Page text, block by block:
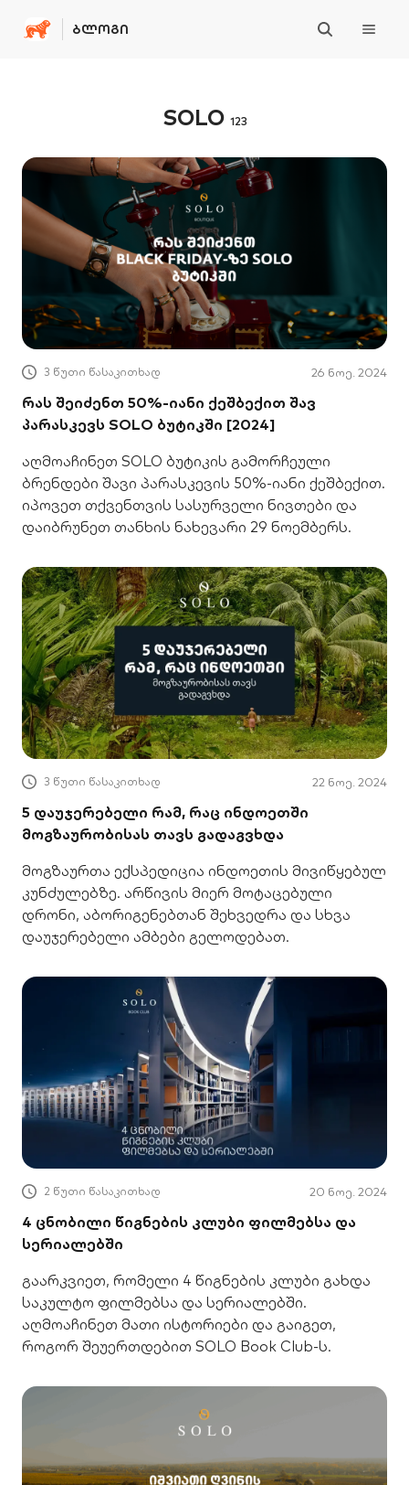
ᲑᲚᲝᲒᲘ
SOLO 123
3 წუთი წასაკითხად 26 ნოე. 2024
რას შეიძენთ 50%-იანი ქეშბექით შავ
პარასკევს SOLO ბუტიკში [2024]
აღმოაჩინეთ SOLO ბუტიკის გამორჩეული
ბრენდები შავი პარასკევის 50%-იანი ქეშბექით.
იპოვეთ თქვენთვის სასურველი ნივთები და
დაიბრუნეთ თანხის ნახევარი 29 ნოემბერს.
3 წუთი წასაკითხად 22 ნოე. 2024
5 დაუჯერებელი რამ, რაც ინდოეთში
მოგზაურობისას თავს გადაგვხდა
მოგზაურთა ექსპედიცია ინდოეთის მივიწყებულ
კუნძულებზე. არწივის მიერ მოტაცებული
დრონი, აბორიგენებთან შეხვედრა და სხვა
დაუჯერებელი ამბები გელოდებათ.
2 წუთი წასაკითხად 20 ნოე. 2024
4 ცნობილი წიგნების კლუბი ფილმებსა და
სერიალებში
გაარკვიეთ, რომელი 4 წიგნების კლუბი გახდა
საკულტო ფილმებსა და სერიალებში.
აღმოაჩინეთ მათი ისტორიები და გაიგეთ,
როგორ შეუერთდებით SOLO Book Club-ს.